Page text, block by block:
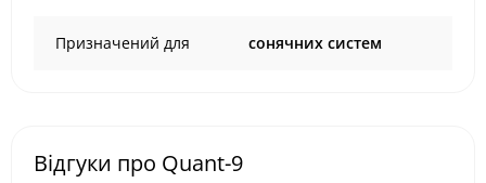
Призначений для сонячних систем
Відгуки про Quant-9